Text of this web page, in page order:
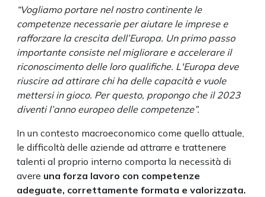
“Vogliamo portare nel nostro continente le
competenze necessarie per aiutare le imprese e
rafforzare la crescita dell’Europa. Un primo passo
importante consiste nel migliorare e accelerare il
riconoscimento delle loro qualifiche. L'Europa deve
riuscire ad attirare chi ha delle capacità e vuole
mettersi in gioco. Per questo, propongo che il 2023
diventi l’anno europeo delle competenze”.
In un contesto macroeconomico come quello attuale,
le difficoltà delle aziende ad attrarre e trattenere
talenti al proprio interno comporta la necessità di
avere una forza lavoro con competenze
adeguate, correttamente formata e valorizzata.